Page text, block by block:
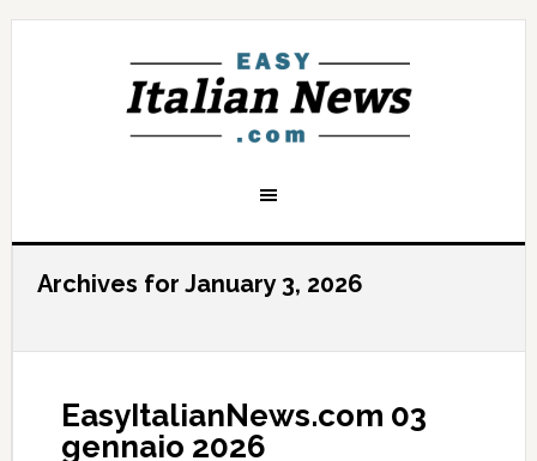
Archives for January 3, 2026
EasyItalianNews.com 03
gennaio 2026